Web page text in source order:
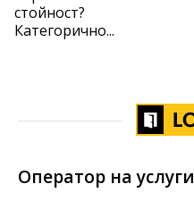
стойност?
Категорично...
Оператор на услуги